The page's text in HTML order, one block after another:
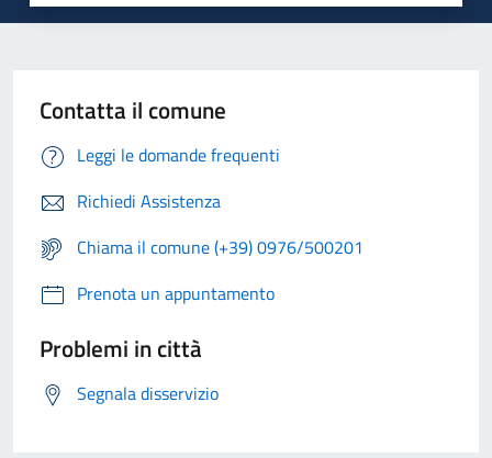
Contatta il comune
Leggi le domande frequenti
Richiedi Assistenza
Chiama il comune (+39) 0976/500201
Prenota un appuntamento
Problemi in città
Segnala disservizio